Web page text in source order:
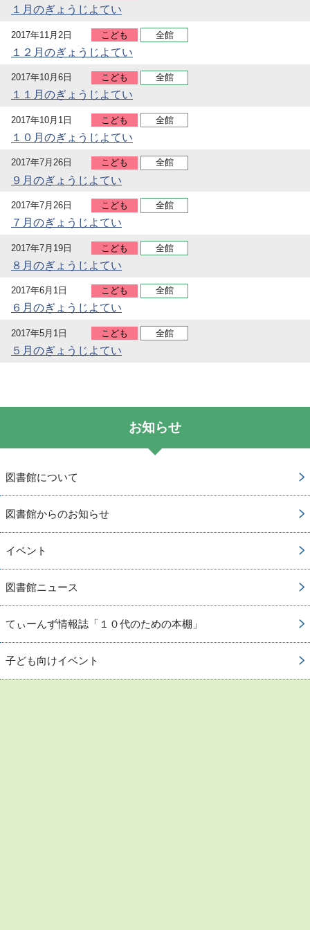
１月のぎょうじよてい
2017年11月2日 こども 全館
１２月のぎょうじよてい
2017年10月6日 こども 全館
１１月のぎょうじよてい
2017年10月1日 こども 全館
１０月のぎょうじよてい
2017年7月26日 こども 全館
９月のぎょうじよてい
2017年7月26日 こども 全館
７月のぎょうじよてい
2017年7月19日 こども 全館
８月のぎょうじよてい
2017年6月1日 こども 全館
６月のぎょうじよてい
2017年5月1日 こども 全館
５月のぎょうじよてい
お知らせ
図書館について
図書館からのお知らせ
イベント
図書館ニュース
てぃーんず情報誌「１０代のための本棚」
子ども向けイベント